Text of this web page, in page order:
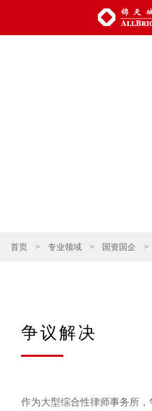
首页 > 专业领域 > 国资国企 >
争议解决
作为大型综合性律师事务所